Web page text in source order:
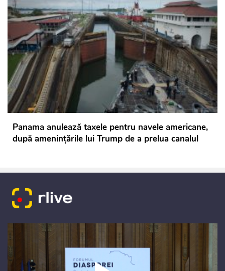
Panama anulează taxele pentru navele americane,
după amenințările lui Trump de a prelua canalul